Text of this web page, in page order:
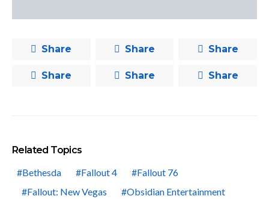
Share Share Share
Share Share Share
Related Topics
Bethesda
Fallout 4
Fallout 76
Fallout: New Vegas
Obsidian Entertainment